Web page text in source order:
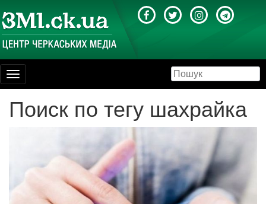
Toggle
navigation
Поиск по тегу шахрайка